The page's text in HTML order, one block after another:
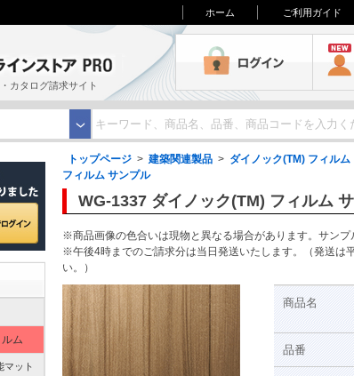
ホーム ご利用ガイド
カタログ請求サイト
トップページ > 建築関連製品 > ダイノック(TM) フィルム
フィルム サンプル
WG-1337 ダイノック(TM) フィルム
※商品画像の色合いは現物と異なる場合があります。サンプ
※午後4時までのご請求分は当日発送いたします。（発送は
い。）
商品名
品番
ム
マット